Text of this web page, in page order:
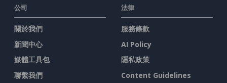
公司
關於我們
新聞中心
媒體工具包
聯繫我們
法律
服務條款
AI Policy
隱私政策
Content Guidelines